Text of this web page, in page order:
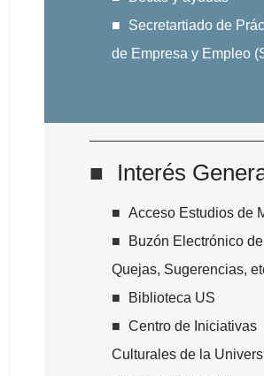
Secretartiado de
de Empresa y Empleo
Interés
Acceso Estudios de
Buzón Electrónico de
Quejas, Sugerencias,
Biblioteca US
Centro de Iniciativas
Culturales de la